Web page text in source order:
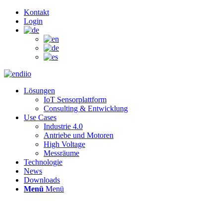
Kontakt
Login
Lösungen
IoT Sensorplattform
Consulting & Entwicklung
Use Cases
Industrie 4.0
Antriebe und Motoren
High Voltage
Messräume
Technologie
News
Downloads
Menü Menü